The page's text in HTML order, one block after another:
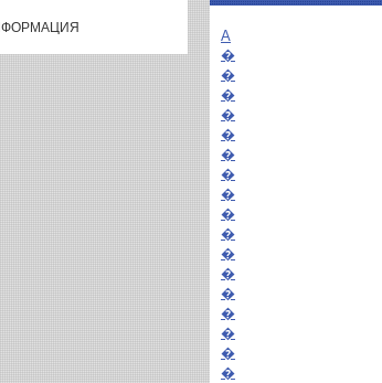
A
�
�
�
�
�
�
�
�
�
�
�
�
�
�
�
�
�